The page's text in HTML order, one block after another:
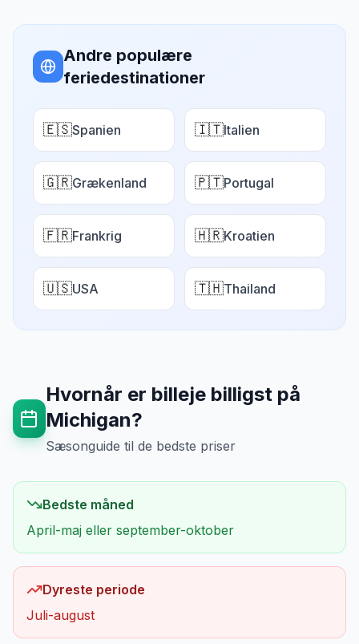
Andre populære
feriedestinationer
🇪🇸Spanien 🇮🇹Italien
🇬🇷Grækenland 🇵🇹Portugal
🇫🇷Frankrig 🇭🇷Kroatien
🇺🇸USA 🇹🇭Thailand
Hvornår er billeje billigst på
Michigan?
Sæsonguide til de bedste priser
Bedste måned
April-maj eller september-oktober
Dyreste periode
Juli-august